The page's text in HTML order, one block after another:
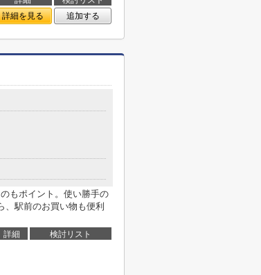
詳細を見る 追加する
もポイント。使い勝手の
、駅前のお買い物も便利
詳細 検討リスト